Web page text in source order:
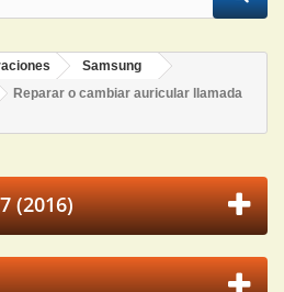
Samsung
Reparar o cambiar auricular llamada
(2016)